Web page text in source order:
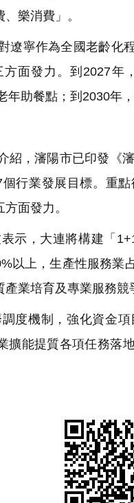
樂消費」。
寧作為全國老齡化
面發力。到2027年
助餐點；到2030年
，瀋陽市已印發《
行業發展目標。重
面發力。
示，大連將構建「
以上，生產性服務
業培育及專業服務競
度機制，強化資金
擴能提質各項任務落